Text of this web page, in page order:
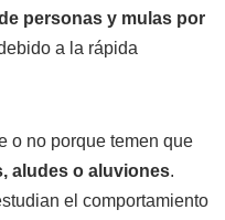
personas y mulas por
a la rápida
o no porque temen que
aludes o aluviones.
el comportamiento